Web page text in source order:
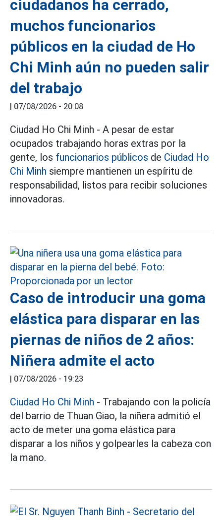
ciudadanos ha cerrado,
muchos funcionarios
públicos en la ciudad de Ho
Chi Minh aún no pueden salir
del trabajo
| 07/08/2026 - 20:08
Ciudad Ho Chi Minh - A pesar de estar
ocupados trabajando horas extras por la
gente, los funcionarios públicos de Ciudad Ho
Chi Minh siempre mantienen un espíritu de
responsabilidad, listos para recibir soluciones
innovadoras.
Caso de introducir una goma
elástica para disparar en las
piernas de niños de 2 años:
Niñera admite el acto
| 07/08/2026 - 19:23
Ciudad Ho Chi Minh - Trabajando con la policía
del barrio de Thuan Giao, la niñera admitió el
acto de meter una goma elástica para
disparar a los niños y golpearles la cabeza con
la mano.